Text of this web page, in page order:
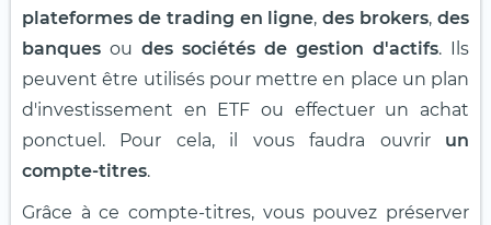
plateformes de trading en ligne,des brokers,des
banques ou des sociétés de gestion d'actifs. Ils
peuvent être utilisés pour mettre en place un plan
d'investissement en ETF ou effectuer un achat
ponctuel. Pour cela, il vous faudra ouvrir un
compte-titres.
Grâce à ce compte-titres, vous pouvez préserver